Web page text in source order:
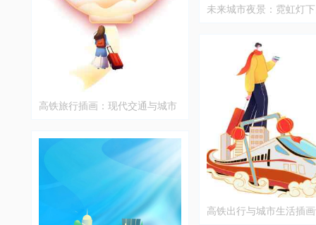
高铁旅行插画：现代交通与城市
未来城市夜景：霓虹灯
高铁出行与城市生活插